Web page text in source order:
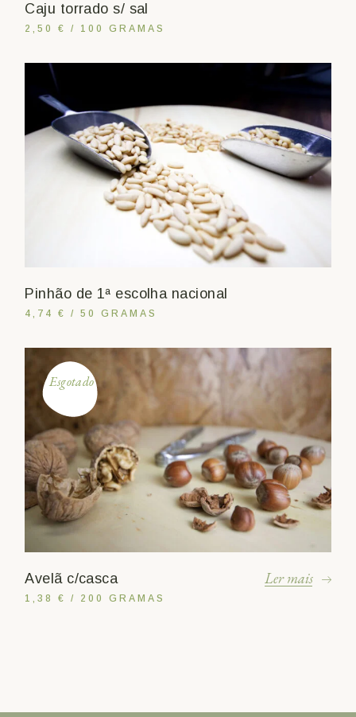
Caju torrado s/ sal
2,50 € / 100 GRAMAS
Pinhão de 1ª escolha nacional
4,74 € / 50 GRAMAS
Esgotado
Avelã c/casca
1,38 € / 200 GRAMAS
Ler mais